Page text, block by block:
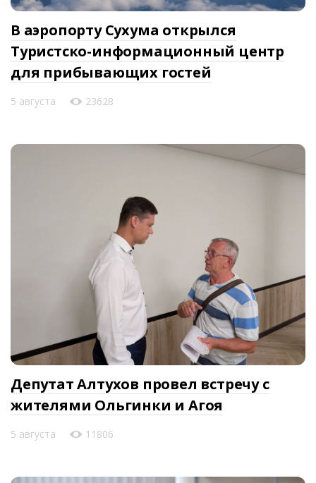
В аэропорту Сухума открылся
Туристско-информационный центр
для прибывающих гостей
5 августа 23628
Депутат Алтухов провел встречу с
жителями Ольгинки и Агоя
5 августа 11806